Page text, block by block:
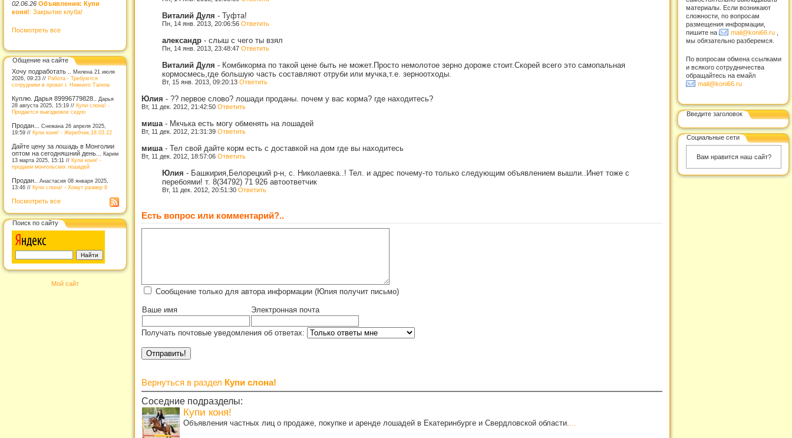
02.06.26 Объявления: Купи
коня!: Закрытие клуба!
Посмотреть все
Общение на сайте
Хочу подработать .. Милена 21 июля
2026, 09:23 // Работа - Требуются
сотрудники в прокат г. Нижнего Тагила
Куплю. Дарья 89996779828..
Дарья
28 августа 2025, 15:19 // Купи слона! -
Продается выездковое седло
Продан... Снежана 26 апреля 2025,
19:59 // Купи коня! - Жеребчик.18.03.22
Дайте цену за лошадь в Монголии
оптом на сегодняшний день... Карим
13 марта 2025, 15:11 // Купи коня! -
продаем монгольских лошадей
Продан.. Анастасия 08 января 2025,
13:46 // Купи слона! - Хомут размер 8
Посмотреть все
Поиск по сайту
Мой сайт
Виталий Дуля - Туфта!
Пн, 14 янв. 2013, 20:06:56 Ответить
александр - слыш с чего ты взял
Пн, 14 янв. 2013, 23:48:47 Ответить
Виталий Дуля - Комбикорма по такой цене быть не может.Просто немолотое зерно дороже стоит.Скорей всего это самопальная
кормосмесь,где большую часть составляют отруби или мучка,т.е. зерноотходы.
Вт, 15 янв. 2013, 09:20:13 Ответить
Юлия - ?? первое слово? лошади проданы. почем у вас корма? где находитесь?
Вт, 11 дек. 2012, 21:42:50 Ответить
миша - Мкчька есть могу обменять на лошадей
Вт, 11 дек. 2012, 21:31:39 Ответить
миша - Тел свой дайте корм есть с доставкой на дом где вы находитесь
Вт, 11 дек. 2012, 18:57:06 Ответить
Юлия - Башкирия,Белорецкий р-н, с. Николаевка..! Тел. и адрес почему-то только следующим объявлением вышли..Инет тоже с
перебоями! т. 8(34792) 71 926 автоответчик
Вт, 11 дек. 2012, 20:51:30 Ответить
Есть вопрос или комментарий?..
Сообщение только для автора информации (Юлия получит письмо)
Ваше имя Электронная почта
Получать почтовые уведомления об ответах:
Вернуться в раздел Купи слона!
Соседние подразделы:
Купи коня!
Объявления частных лиц о продаже, покупке и аренде лошадей в Екатеринбурге и Свердловской области.
материалы. Если возникают
сложности, по вопросам
размещения информации,
пишите на
mail@koni66.ru
мы обязательно разберемся.
По вопросам обмена ссылками
и всякого сотрудничества
обращайтесь на емайл
mail@koni66.ru
Введите заголовок
Социальные сети
Вам нравится наш сайт?